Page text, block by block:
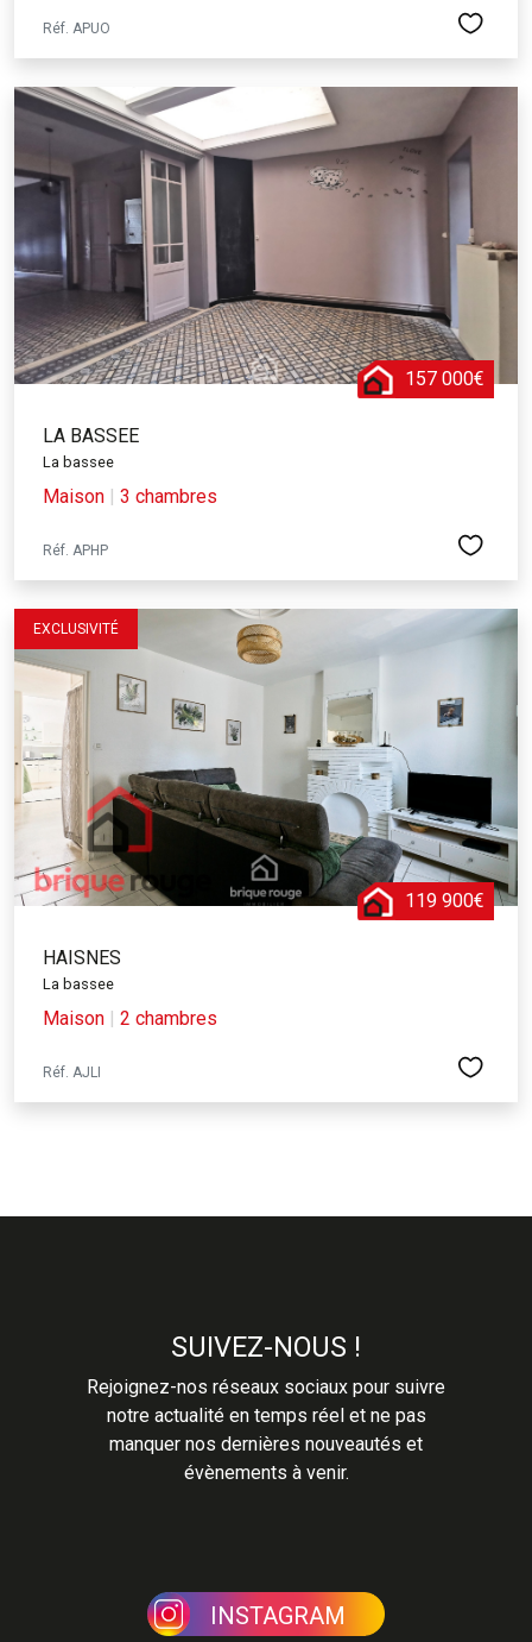
Réf. APUO
157 000€
LA BASSEE
La bassee
Maison | 3 chambres
Réf. APHP
EXCLUSIVITÉ
119 900€
HAISNES
La bassee
Maison | 2 chambres
Réf. AJLI
SUIVEZ-NOUS !
Rejoignez-nos réseaux sociaux pour suivre
notre actualité en temps réel et ne pas
manquer nos dernières nouveautés et
évènements à venir.
INSTAGRAM